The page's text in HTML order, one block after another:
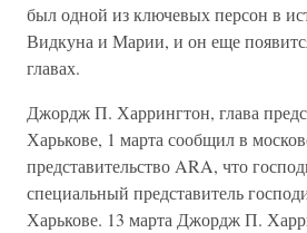
был одной из ключевых персон в
Видкуна и Марии, и он еще
главах.
Джордж П. Харрингтон, глава
Харькове, 1 марта сообщил в
представительство ARA, что
специальный представитель
Харькове. 13 марта Джордж П.